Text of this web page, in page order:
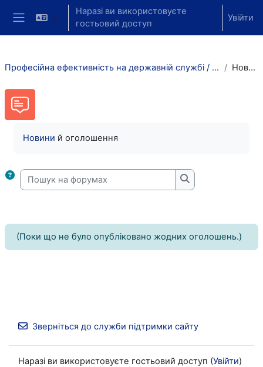
Перейти до головного вмісту
Бокова панель
Наразі ви використовуєте
гостьовий доступ
Увійти
Професійна ефективність на державній службі / 2023-2024 Новини
Новини й оголошення
Пошук на форумах
Пошук на
(Поки що не було опубліковано жодних оголошень.)
Зверніться до служби підтримки сайту
Наразі ви використовуєте гостьовий доступ (Увійти)